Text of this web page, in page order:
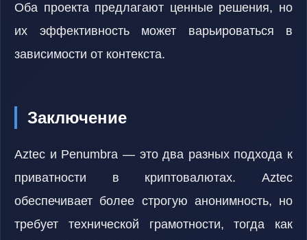
Оба проекта предлагают ценные решения, но
их эффективность может варьироваться в
зависимости от контекста.
Заключение
Аztec и Penumbra — это два разных подхода к
приватности в криптовалютах. Aztec
обеспечивает более строгую анонимность, но
требует технической грамотности, тогда как